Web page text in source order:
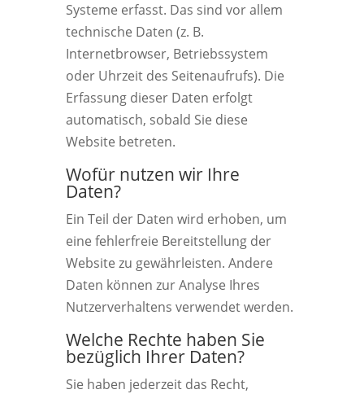
Systeme erfasst. Das sind vor allem
technische Daten (z. B.
Internetbrowser, Betriebssystem
oder Uhrzeit des Seitenaufrufs). Die
Erfassung dieser Daten erfolgt
automatisch, sobald Sie diese
Website betreten.
Wofür nutzen wir Ihre
Daten?
Ein Teil der Daten wird erhoben, um
eine fehlerfreie Bereitstellung der
Website zu gewährleisten. Andere
Daten können zur Analyse Ihres
Nutzerverhaltens verwendet werden.
Welche Rechte haben Sie
bezüglich Ihrer Daten?
Sie haben jederzeit das Recht,